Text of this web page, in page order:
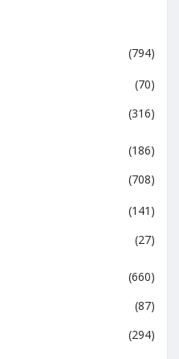
(794)
(70)
(316)
(186)
(708)
(141)
(27)
(660)
(87)
(294)